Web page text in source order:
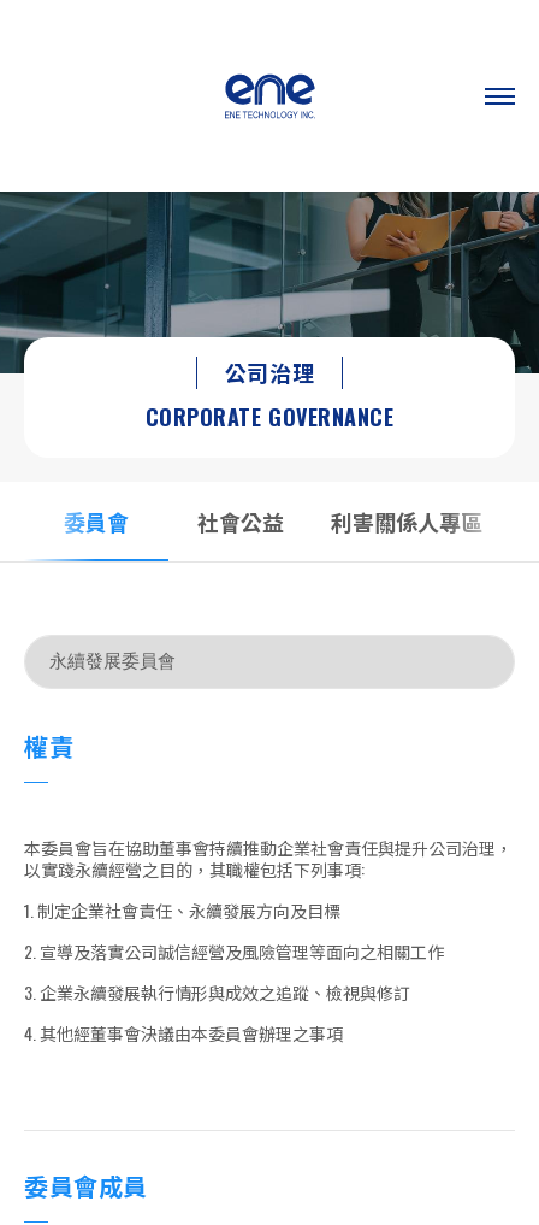
公司治理
CORPORATE GOVERNANCE
委員會 社會公益 利害關係人專區
權責
本委員會旨在協助董事會持續推動企業社會責任與提升公司治理，
以實踐永續經營之目的，其職權包括下列事項:
1. 制定企業社會責任、永續發展方向及目標
2. 宣導及落實公司誠信經營及風險管理等面向之相關工作
3. 企業永續發展執行情形與成效之追蹤、檢視與修訂
4. 其他經董事會決議由本委員會辦理之事項
委員會成員